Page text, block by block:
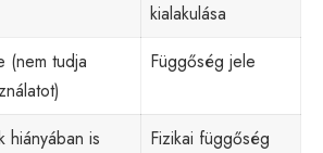
kialakulása
(nem tudja
Függőség jele
hiányában is
Fizikai függőség